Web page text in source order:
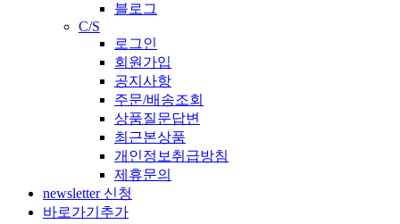
블로그
C/S
로그인
회원가입
공지사항
주문/배송조회
상품질문답변
최근본상품
개인정보취급방침
제휴문의
newsletter 신청
바로가기추가